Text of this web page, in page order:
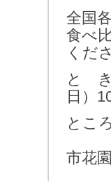
全国
食べ
くだ
と き
日）
ところ
ふ
市花園